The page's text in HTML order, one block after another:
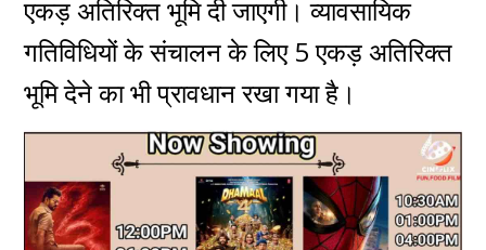
एकड़ अतिरिक्त भूमि दी जाएगी। व्यावसायिक
गतिविधियों के संचालन के लिए 5 एकड़ अतिरिक्त
भूमि देने का भी प्रावधान रखा गया है।